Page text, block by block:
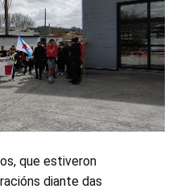
que estiveron
diante das